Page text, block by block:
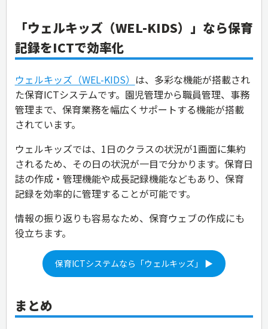
「ウェルキッズ（WEL-KIDS）」なら保育
記録をICTで効率化
ウェルキッズ（WEL-KIDS） は、多彩な機能が搭載され
た保育ICTシステムです。園児管理から職員管理、事務
管理まで、保育業務を幅広くサポートする機能が搭載
されています。
ウェルキッズでは、1日のクラスの状況が1画面に集約
されるため、その日の状況が一目で分かります。保育日
誌の作成・管理機能や成長記録機能などもあり、保育
記録を効率的に管理することが可能です。
情報の振り返りも容易なため、保育ウェブの作成にも
役立ちます。
保育ICTシステムなら「ウェルキッズ」 ▶
まとめ